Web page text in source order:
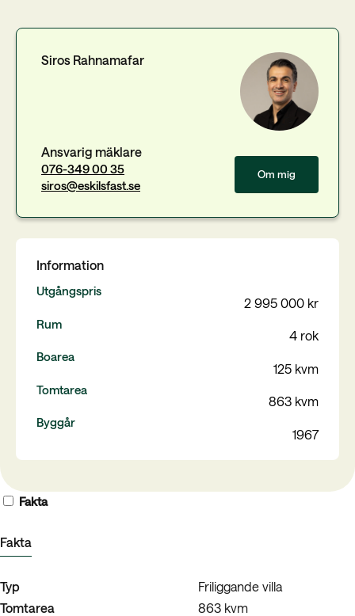
Om mig
Siros Rahnamafar
Ansvarig mäklare
076-349 00 35
siros@eskilsfast.se
Information
Utgångspris
2 995 000 kr
Rum
4 rok
Boarea
125 kvm
Tomtarea
863 kvm
Byggår
1967
Fakta
Fakta
Typ
Friliggande villa
Tomtarea
863 kvm